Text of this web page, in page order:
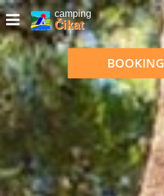
camping
Čikat
BOOKING